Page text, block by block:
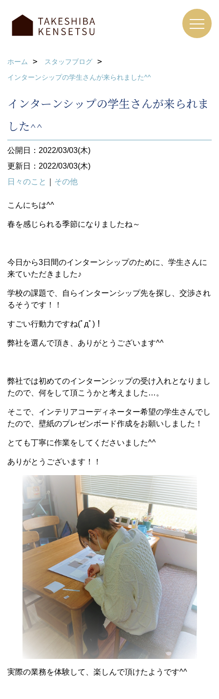
ホーム
スタッフブログ
インターンシップの学生さんが来られました^^
インターンシップの学生さんが来られま
した^^
公開日：2022/03/03(木)
更新日：2022/03/03(木)
日々のこと
その他
こんにちは^^
春を感じられる季節になりましたね～
今日から3日間のインターンシップのために、学生さんに
来ていただきました♪
学校の課題で、自らインターンシップ先を探し、交渉され
るそうです！！
すごい行動力ですね(ﾟдﾟ)！
弊社を選んで頂き、ありがとうございます^^
弊社では初めてのインターンシップの受け入れとなりまし
たので、何をして頂こうかと考えました…。
そこで、インテリアコーディネーター希望の学生さんでし
たので、壁紙のプレゼンボード作成をお願いしました！
とても丁寧に作業をしてくださいました^^
ありがとうございます！！
実際の業務を体験して、楽しんで頂けたようです^^